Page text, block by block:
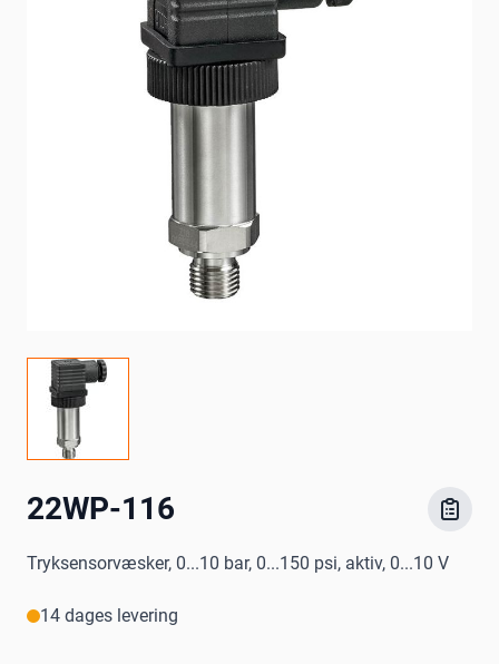
22WP-116
Tryksensorvæsker, 0...10 bar, 0...150 psi, aktiv, 0...10 V
14 dages levering